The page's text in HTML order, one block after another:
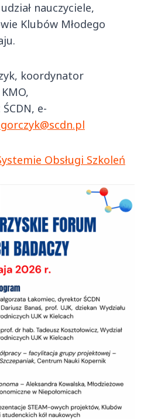
nauczyciele,
Klubów Młodego
koordynator
e-
Obsługi Szkoleń